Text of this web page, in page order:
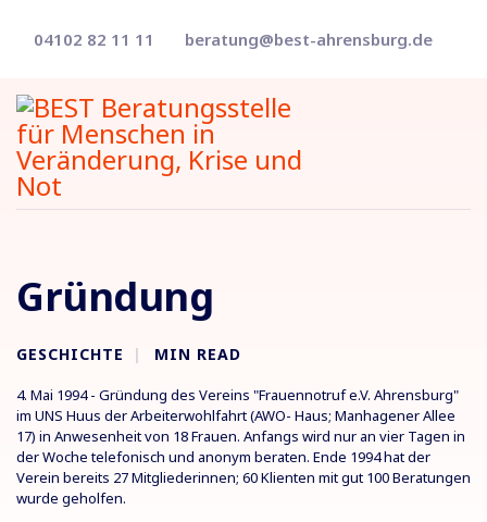
04102 82 11 11 beratung@best-ahrensburg.de
Gründung
GESCHICHTE MIN READ
4. Mai 1994 - Gründung des Vereins "Frauennotruf e.V. Ahrensburg"
im UNS Huus der Arbeiterwohlfahrt (AWO- Haus; Manhagener Allee
17) in Anwesenheit von 18 Frauen. Anfangs wird nur an vier Tagen in
der Woche telefonisch und anonym beraten. Ende 1994 hat der
Verein bereits 27 Mitgliederinnen; 60 Klienten mit gut 100 Beratungen
wurde geholfen.